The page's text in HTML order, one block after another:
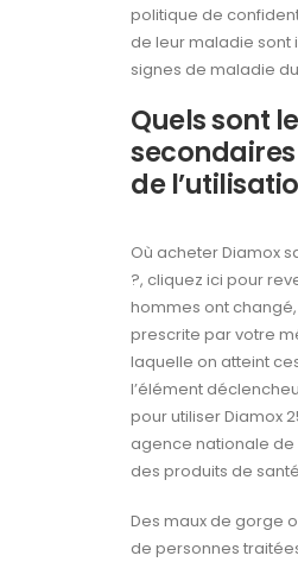
politique de
de leur maladie sont
signes de maladie
Quels sont
de
Où acheter Diamox
?, cliquez ici pour
hommes ont
prescrite par votre
laquelle on atteint
l’élément
pour utiliser Diamox
agence nationale
des produits de
Des maux de gorge
de personnes